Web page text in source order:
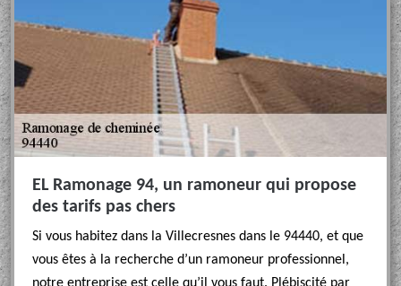
EL Ramonage 94, un ramoneur qui propose
des tarifs pas chers
Si vous habitez dans la Villecresnes dans le 94440, et que
vous êtes à la recherche d’un ramoneur professionnel,